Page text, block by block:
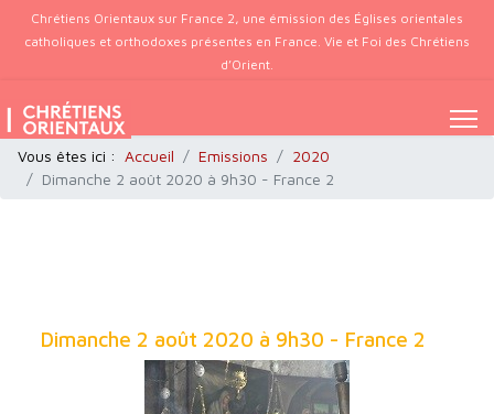
Chrétiens Orientaux sur France 2, une émission des Églises orientales
catholiques et orthodoxes présentes en France. Vie et Foi des Chrétiens
d’Orient.
Vous êtes ici : Accueil Emissions
2020
Dimanche 2 août 2020 à 9h30 - France 2
Dimanche 2 août 2020 à 9h30 - France 2